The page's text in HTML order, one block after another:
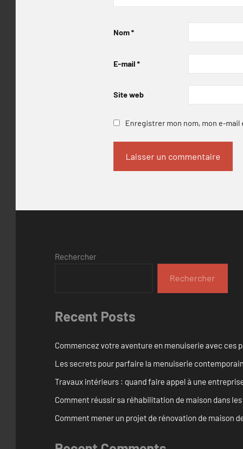
Nom*
E-mail *
Site web
Enregistrer mon nom, mon e-
Rechercher
Rechercher
Recent Posts
Commencez votre aventure en menuiserie avec ces
Les secrets pour parfaire la menuiserie
Travaux intérieurs : quand faire appel à une
Comment réussir sa réhabilitation de maison dans les
Comment mener un projet de rénovation de maison